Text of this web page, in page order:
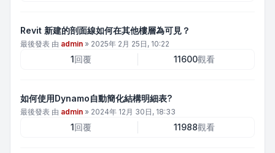
Revit 新建的剖面線如何在其他樓層為可見？
最後發表 由 admin » 2025年 2月 25日, 10:22
1回覆 11600觀看
如何使用Dynamo自動簡化結構明細表?
最後發表 由 admin » 2024年 12月 30日, 18:33
1回覆 11988觀看